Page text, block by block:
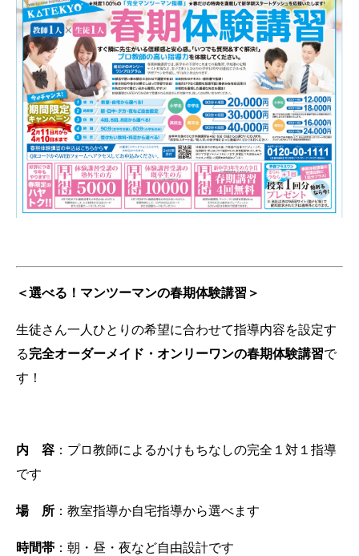
＜選べる！マンツーマンの春期体験講習＞
生徒さん一人ひとりの希望に合わせて指導内容を設定す
る完全オーダーメイド・オンリーワンの春期体験講習で
す！
内 容 ：プロ教師によるかけもちなしの完全１対１指導
です
場 所 ：教室指導か自宅指導から選べます
時間帯 ：朝・昼・夜など自由設計です